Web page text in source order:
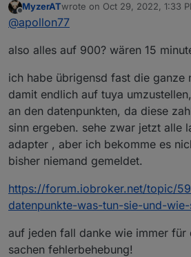
Da sollte stehen "360 zu
...
Offline
MyzerATwrote on Oct 29, 2022, 1:33
last edited by
@apollon77
also alles auf 900? wären 15
ich habe übrigensd fast die ganze
damit endlich auf tuya
an den datenpunkten, da diese
sinn ergeben. sehe zwar jetzt alle
adapter , aber ich bekomme es
bisher niemand gemeldet.
https://forum.iobroker.net/topic/
datenpunkte-was-tun-sie-und-
auf jeden fall danke wie immer für
sachen fehlerbehebung!